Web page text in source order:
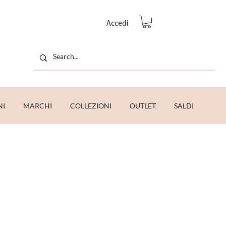
Accedi
MARCHI COLLEZIONI OUTLET SALDI